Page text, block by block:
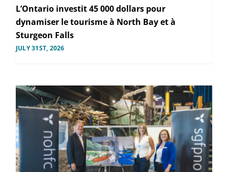
L’Ontario investit 45 000 dollars pour
dynamiser le tourisme à North Bay et à
Sturgeon Falls
JULY 31ST, 2026